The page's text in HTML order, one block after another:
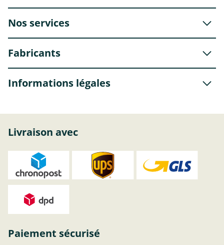
Nos services
Fabricants
Informations légales
Livraison avec
Paiement sécurisé